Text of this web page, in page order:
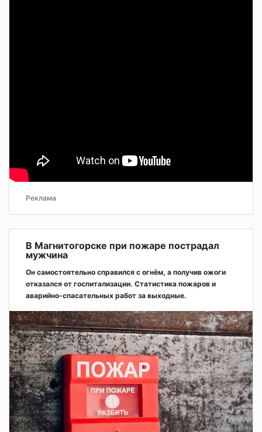
Реклама
В Магнитогорске при пожаре пострадал
мужчина
Он самостоятельно справился с огнём, а получив ожоги
отказался от госпитализации. Статистика пожаров и
аварийно-спасательных работ за выходные.